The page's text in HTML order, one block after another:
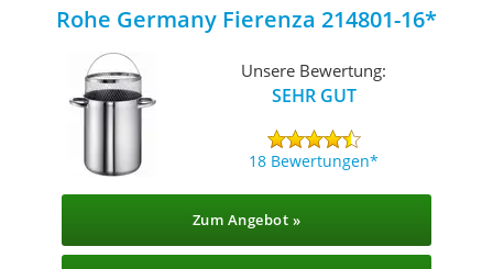
Rohe Germany Fierenza 214801-16
Unsere Bewertung:
SEHR GUT
18 Bewertungen
Zum Angebot »